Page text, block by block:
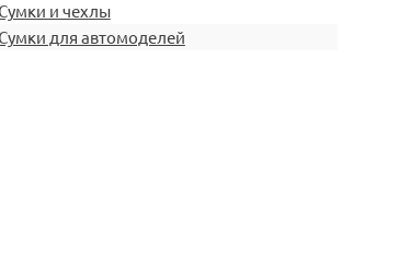
Сумки и чехлы
Сумки для автомоделей